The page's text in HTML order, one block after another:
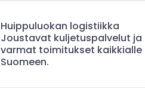
Huippuluokan logistiikka
Joustavat kuljetuspalvelut ja
varmat toimitukset kaikkialle
Suomeen.